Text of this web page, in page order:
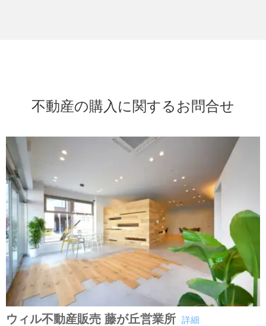
不動産の購入に関するお問合せ
ウィル不動産販売 藤が丘営業所 詳細